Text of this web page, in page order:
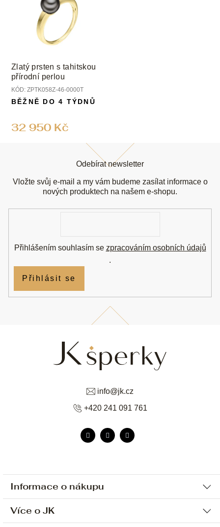
Zlatý prsten s tahitskou
přírodní perlou
KÓD: ZPTK058Z-46-0000T
32 950 Kč
BĚŽNĚ DO 4 TÝDNŮ
Informace o nákupu
Ochrana osobních údajů
Více o JK
info@jk.cz
+420 241 091 761
Odebírat newsletter
Vložte svůj e-mail a my vám budeme zasílat informace o
nových produktech na našem e-shopu.
Přihlášením souhlasím se zpracováním osobních údajů
.
Přihlásit se